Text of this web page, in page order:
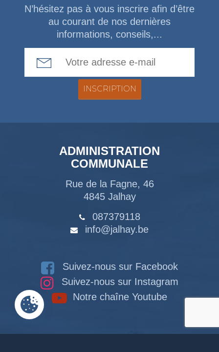
N’hésitez pas à vous inscrire afin d’être
au courant de nos dernières
informations, conseils,...
ADMINISTRATION
COMMUNALE
Rue de la Fagne, 46
4845 Jalhay
087379118
info@jalhay.be
Suivez-nous sur Facebook
Suivez-nous sur Instagram
Notre chaîne Youtube